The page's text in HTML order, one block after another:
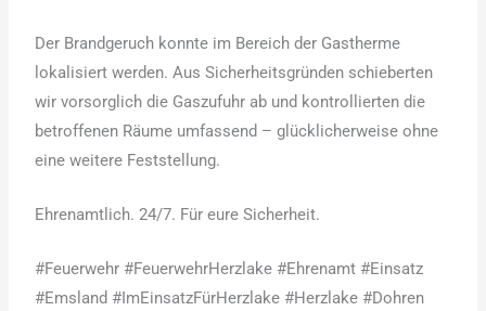
Der Brandgeruch konnte im Bereich der Gastherme
lokalisiert werden. Aus Sicherheitsgründen schieberten
wir vorsorglich die Gaszufuhr ab und kontrollierten die
betroffenen Räume umfassend – glücklicherweise ohne
eine weitere Feststellung.
Ehrenamtlich. 24/7. Für eure Sicherheit.
#Feuerwehr #FeuerwehrHerzlake #Ehrenamt #Einsatz
#Emsland #ImEinsatzFürHerzlake #Herzlake #Dohren